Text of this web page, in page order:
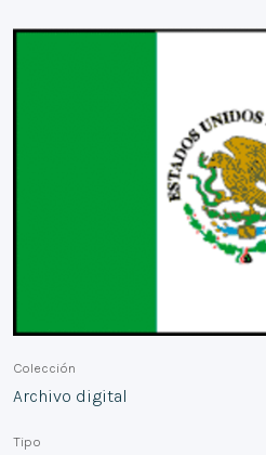
Colección
Archivo digital
Tipo